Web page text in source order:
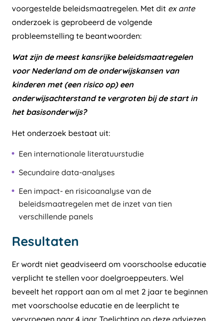
voorgestelde beleidsmaatregelen. Met dit ex ante
onderzoek is geprobeerd de volgende
probleemstelling te beantwoorden:
Wat zijn de meest kansrijke beleidsmaatregelen
voor Nederland om de onderwijskansen van
kinderen met (een risico op) een
onderwijsachterstand te vergroten bij de start in
het basisonderwijs?
Het onderzoek bestaat uit:
Een internationale literatuurstudie
Secundaire data-analyses
Een impact- en risicoanalyse van de
beleidsmaatregelen met de inzet van tien
verschillende panels
Resultaten
Er wordt niet geadviseerd om voorschoolse educatie
verplicht te stellen voor doelgroeppeuters. Wel
beveelt het rapport aan om al met 2 jaar te beginnen
met voorschoolse educatie en de leerplicht te
vervroegen naar 4 jaar. Toelichting op deze adviezen,